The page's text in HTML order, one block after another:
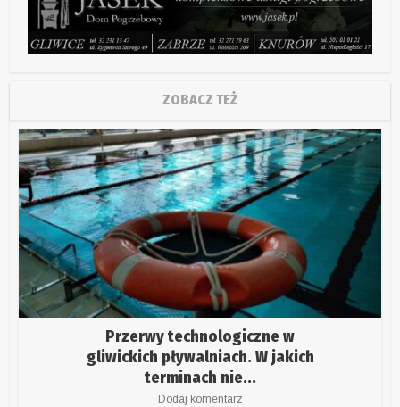
ZOBACZ TEŻ
Przerwy technologiczne w
gliwickich pływalniach. W jakich
terminach nie...
Dodaj komentarz